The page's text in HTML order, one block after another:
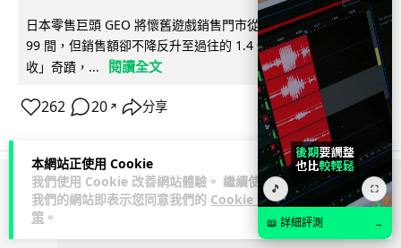
本網站正使用 Cookie
我們使用 Cookie 改善網站體驗。 繼續使用
我們的網站即表示您同意我們的 Cookie 政
策 。
日本零售巨頭 GEO 將懷舊遊戲銷售門市從 1,000 間大幅減至
99 間，但銷售額卻不降反升至過往的 1.4 倍。做到「減店增
收」奇蹟，...
閱讀全文
262 20 ↗ 分享
ADVERTISEMENT 🎵 ⛶
📖 詳細評測 →